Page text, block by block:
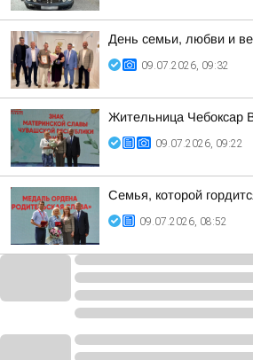
День семьи, любви и
09.07.2026, 09:32
Жительница Чебоксар
09.07.2026, 09:22
Семья, которой
09.07.2026, 08:52